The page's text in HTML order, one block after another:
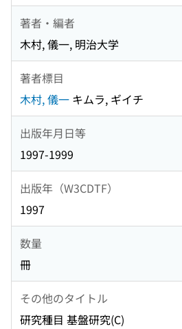
著者・編者
木村, 儀一, 明治大学
著者標目
木村, 儀一 キムラ, ギイチ
出版年月日等
1997-1999
出版年（W3CDTF）
1997
数量
冊
その他のタイトル
研究種目 基盤研究(C)